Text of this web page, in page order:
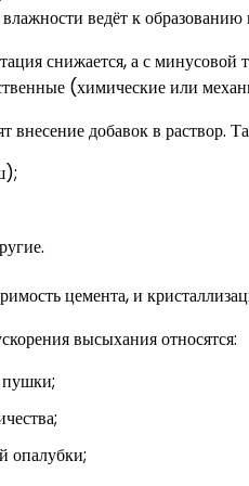
ведёт к
снижается, а с
(химические или
внесение добавок в раствор.
цемента, и
высыхания относятся:
опалубки;